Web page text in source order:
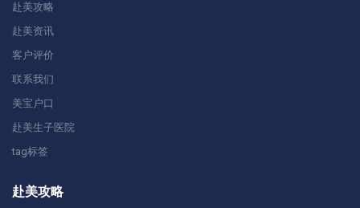
赴美攻略
赴美资讯
客户评价
联系我们
美宝户口
赴美生子医院
tag标签
赴美攻略